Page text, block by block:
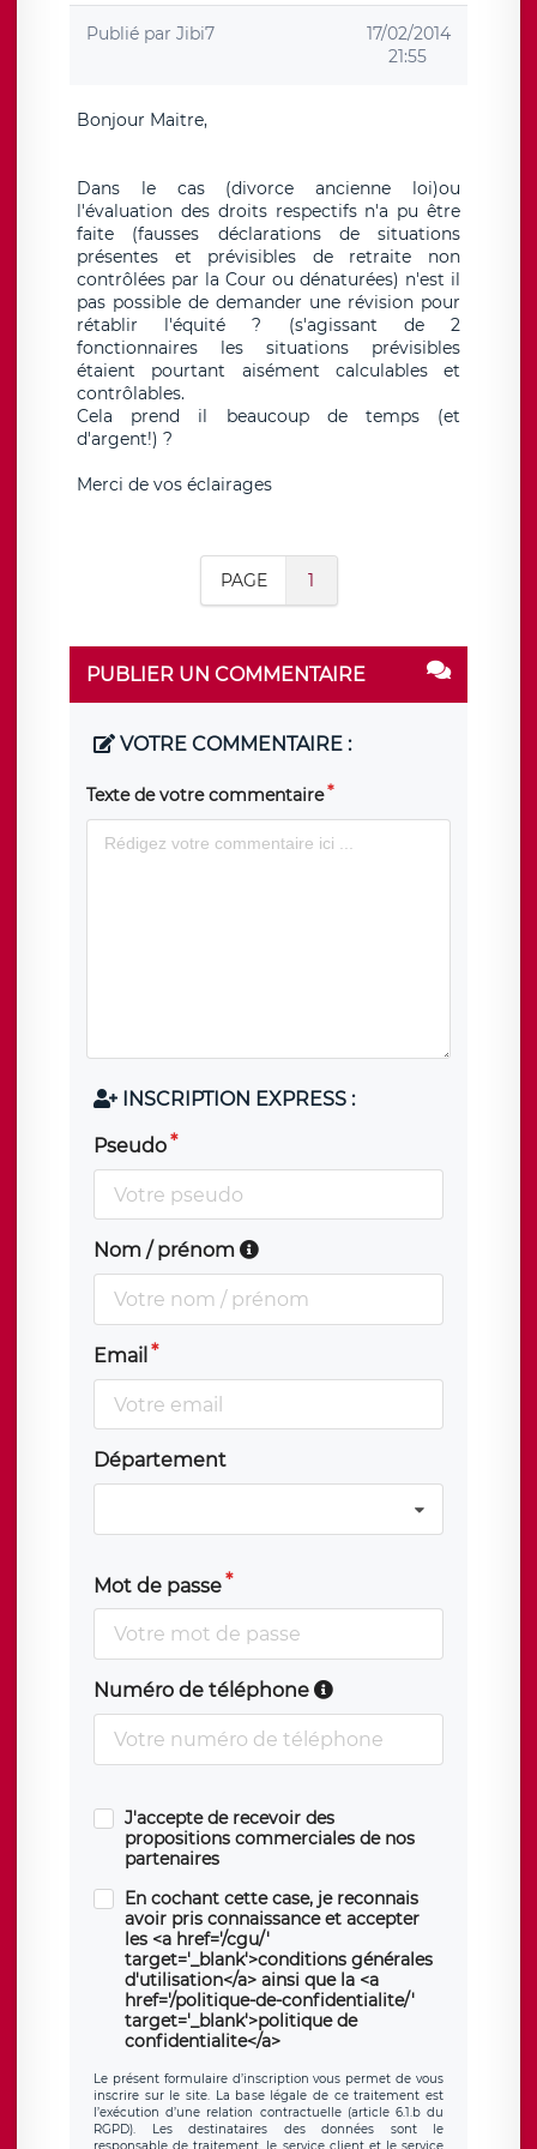
Publié par Jibi7
17/02/2014
21:55
Bonjour Maitre,
Dans le cas (divorce ancienne loi)ou
l'évaluation des droits respectifs n'a pu être
faite (fausses déclarations de situations
présentes et prévisibles de retraite non
contrôlées par la Cour ou dénaturées) n'est il
pas possible de demander une révision pour
rétablir l'équité ? (s'agissant de 2
fonctionnaires les situations prévisibles
étaient pourtant aisément calculables et
contrôlables.
Cela prend il beaucoup de temps (et
d'argent!) ?
Merci de vos éclairages
PAGE 1
PUBLIER UN COMMENTAIRE
VOTRE COMMENTAIRE :
Texte de votre commentaire
INSCRIPTION EXPRESS :
Pseudo
Nom / prénom
Email
Département
Mot de passe
Numéro de téléphone
J'accepte de recevoir des
propositions commerciales de nos
partenaires
En cochant cette case, je reconnais
avoir pris connaissance et accepter
les <a href='/cgu/'
target='_blank'>conditions générales
d'utilisation</a> ainsi que la <a
href='/politique-de-confidentialite/'
target='_blank'>politique de
confidentialite</a>
Le présent formulaire d’inscription vous permet de vous
inscrire sur le site. La base légale de ce traitement est
l’exécution d’une relation contractuelle (article 6.1.b du
RGPD). Les destinataires des données sont le
responsable de traitement, le service client et le service